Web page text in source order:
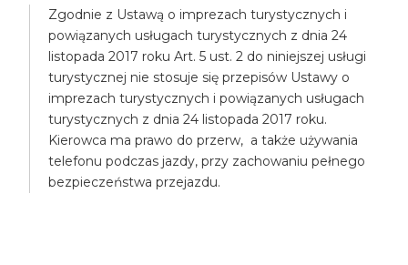
Zgodnie z Ustawą o imprezach turystycznych i
powiązanych usługach turystycznych z dnia 24
listopada 2017 roku Art. 5 ust. 2 do niniejszej usługi
turystycznej nie stosuje się przepisów Ustawy o
imprezach turystycznych i powiązanych usługach
turystycznych z dnia 24 listopada 2017 roku.
Kierowca ma prawo do przerw, a także używania
telefonu podczas jazdy, przy zachowaniu pełnego
bezpieczeństwa przejazdu.